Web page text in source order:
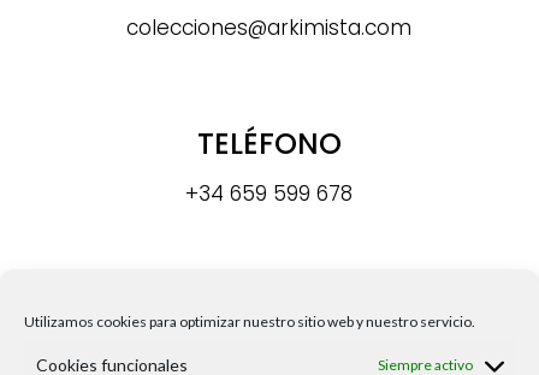
Utilizamos cookies para optimizar nuestro sitio web y nuestro servicio.
Cookies funcionales Siempre activo
colecciones@arkimista.com
TELÉFONO
+34 659 599 678
DIRECCIÓN
Calle Madre Paula Gil Cano, s/n8,